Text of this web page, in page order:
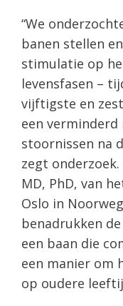
“We
banen stellen
stimulatie op
levensfasen –
vijftigste en
een
stoornissen na
zegt
MD, PhD, van
Oslo in
benadrukken
een baan die
een manier om
op oudere